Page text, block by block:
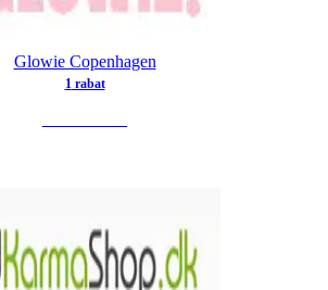
Glowie Copenhagen
1rabat